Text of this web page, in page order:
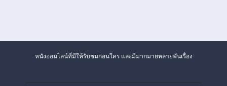
หนังออนไลน์ที่มีให้รับชมก่อนใคร และมีมากมายหลายพันเรื่อง